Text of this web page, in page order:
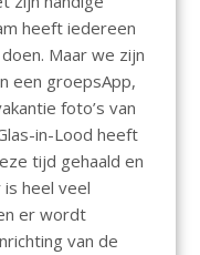
heeft iedereen
Maar we zijn
een groepsApp,
foto’s van
in-Lood heeft
tijd gehaald en
is heel veel
er wordt
van de